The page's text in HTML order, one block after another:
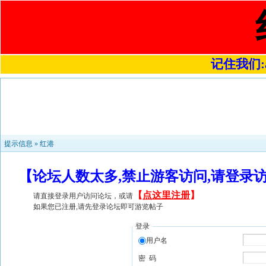
记住我们
提示信息 » 红港
【论坛人数太多,禁止游客访问,请登
请直接登录用户访问论坛，或请 【 点这里注册】
如果您已注册,请先登录论坛即可游览帖子
登录
用户名
密 码